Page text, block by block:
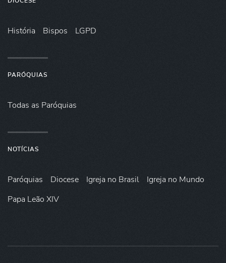
História Bispos LGPD
PARÓQUIAS
Todas as Paróquias
NOTÍCIAS
Paróquias Diocese Igreja no Brasil
Igreja no Mundo
Papa Leão XIV